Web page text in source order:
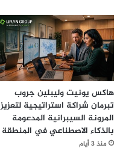
هاكس يونيت وليبلين جروب
تبرمان شراكة استراتيجية لتعزيز
المرونة السيبرانية المدعومة
بالذكاء الاصطناعي في المنطقة
منذ 3 أيام